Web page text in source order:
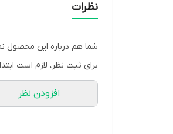
نظرات
شما هم درباره این محصول
برای ثبت نظر، لازم است
افزودن نظر